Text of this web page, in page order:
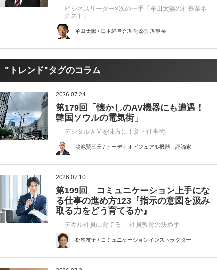
ビジネスリーダー×次の一手「牟田太陽の社長業ネ
クスト」
牟田太陽 / 日本経営合理化協会 理事長
"トレンド"タグのコラム
2026.07.24
第179回「懐かしのAV機器にも遭遇！
韓国ソウルの電気街」
デジタルＡＶを味方に！新・仕事術
鴻池賢三氏 / オーディオビジュアル機器 評論家
2026.07.10
第199回 コミュニケーション上手にな
る仕事の進め方123『指示の意図を汲み
取る力をどう育てるか』
デキル社員に育てる！ 社員教育の決め手
松尾友子 / コミュニケーションインストラクター